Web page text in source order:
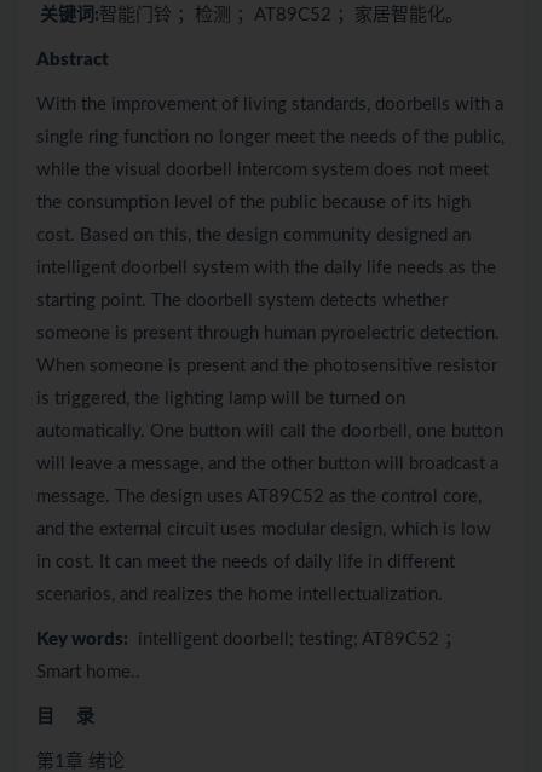
关键词:智能门铃 ；检测 ；AT89C52 ；家居智能化。
Abstract
With the improvement of living standards, doorbells with a
single ring function no longer meet the needs of the public,
while the visual doorbell intercom system does not meet
the consumption level of the public because of its high
cost. Based on this, the design community designed an
intelligent doorbell system with the daily life needs as the
starting point. The doorbell system detects whether
someone is present through human pyroelectric detection.
When someone is present and the photosensitive resistor
is triggered, the lighting lamp will be turned on
automatically. One button will call the doorbell, one button
will leave a message, and the other button will broadcast a
message. The design uses AT89C52 as the control core,
and the external circuit uses modular design, which is low
in cost. It can meet the needs of daily life in different
scenarios, and realizes the home intellectualization.
Key words: intelligent doorbell; testing; AT89C52 ；
Smart home..
目 录
第1章 绪论